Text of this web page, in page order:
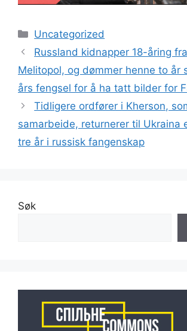
Kategorier
Uncategorized
Russland kidnapper 18-åring
Melitopol, og dømmer henne to år
års fengsel for å ha tatt bilder for
Tidligere ordfører i Kherson,
samarbeide, returnerer til Ukraina
tre år i russisk fangenskap
Søk